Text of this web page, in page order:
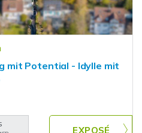
mit Potential - Idylle mit